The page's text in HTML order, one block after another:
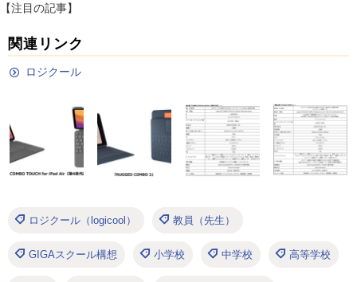
【注目の記事】
関連リンク
ロジクール
ロジクール（logicool） 教員（先生）
GIGAスクール構想 小学校 中学校 高等学校